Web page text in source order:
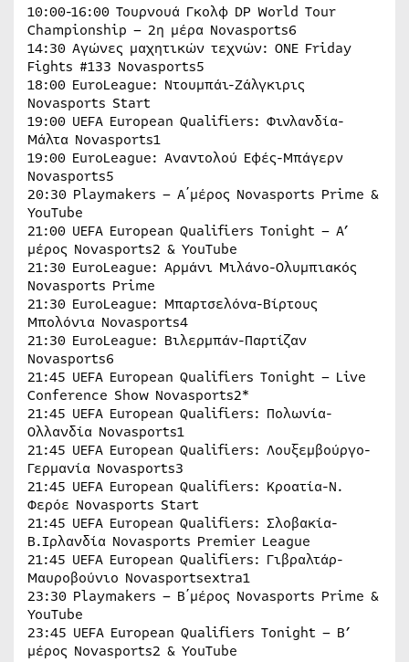
10:00-16:00 Τουρνουά Γκολφ DP World Tour
Championship – 2η μέρα Novasports6
14:30 Αγώνες μαχητικών τεχνών: ONE Friday
Fights #133 Novasports5
18:00 EuroLeague: Ντουμπάι-Ζάλγκιρις
Novasports Start
19:00 UEFA European Qualifiers: Φινλανδία-
Μάλτα Novasports1
19:00 EuroLeague: Αναντολού Εφές-Μπάγερν
Novasports5
20:30 Playmakers – Α΄μέρος Novasports Prime &
YouTube
21:00 UEFA European Qualifiers Tonight – Α’
μέρος Novasports2 & YouTube
21:30 EuroLeague: Αρμάνι Μιλάνο-Ολυμπιακός
Novasports Prime
21:30 EuroLeague: Μπαρτσελόνα-Βίρτους
Μπολόνια Novasports4
21:30 EuroLeague: Βιλερμπάν-Παρτίζαν
Novasports6
21:45 UEFA European Qualifiers Tonight – Live
Conference Show Novasports2*
21:45 UEFA European Qualifiers: Πολωνία-
Ολλανδία Novasports1
21:45 UEFA European Qualifiers: Λουξεμβούργο-
Γερμανία Novasports3
21:45 UEFA European Qualifiers: Κροατία-Ν.
Φερόε Novasports Start
21:45 UEFA European Qualifiers: Σλοβακία-
Β.Ιρλανδία Novasports Premier League
21:45 UEFA European Qualifiers: Γιβραλτάρ-
Μαυροβούνιο Novasportsextra1
23:30 Playmakers – B΄μέρος Novasports Prime &
YouTube
23:45 UEFA European Qualifiers Tonight – B’
μέρος Novasports2 & YouTube